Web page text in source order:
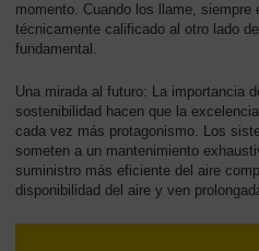
momento. Cuando los llame, siempre
técnicamente calificado al otro lado
fundamental.
Una mirada al futuro: La importancia
sostenibilidad hacen que la
cada vez más protagonismo. Los
someten a un mantenimiento
suministro más eficiente del aire
disponibilidad del aire y ven